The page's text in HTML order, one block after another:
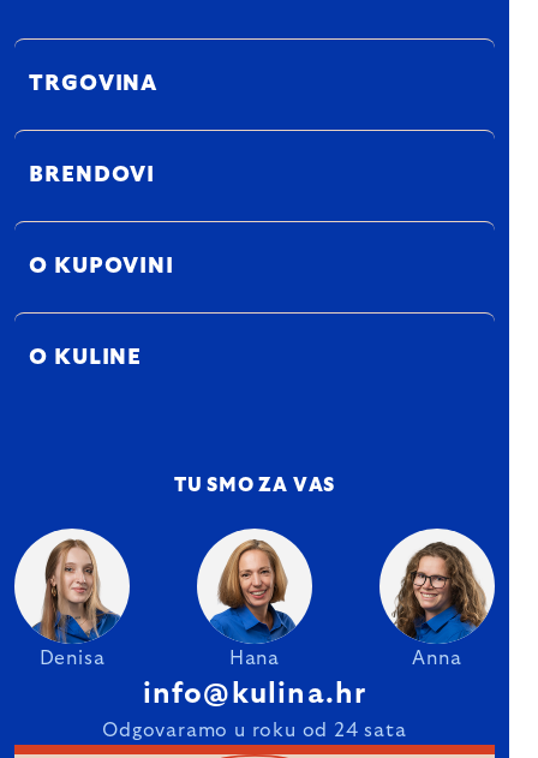
TRGOVINA
BRENDOVI
O KUPOVINI
O KULINE
TU SMO ZA VAS
Denisa Hana Anna
info@kulina.hr
Odgovaramo u roku od 24 sata